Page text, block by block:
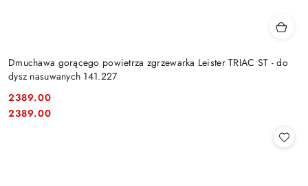
Dmuchawa gorącego powietrza zgrzewarka Leister TRIAC ST - do
dysz nasuwanych 141.227
Cena:
2389.00
Cena:
2389.00